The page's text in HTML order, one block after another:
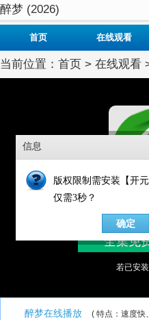
醉梦 (2026)
首页 在线观看
当前位置： 首页 > 在线观看
醉梦在线播放 ( 特点：速度快